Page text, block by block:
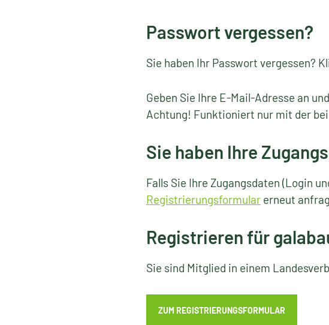
Passwort vergessen?
Sie haben Ihr Passwort vergessen?
Geben Sie Ihre E-Mail-Adresse an
Achtung! Funktioniert nur mit der
Sie haben Ihre
Falls Sie Ihre Zugangsdaten (Login
Registrierungsformular erneut
Registrieren für
Sie sind Mitglied in einem
ZUM REGISTRIERUNGSFORMULAR